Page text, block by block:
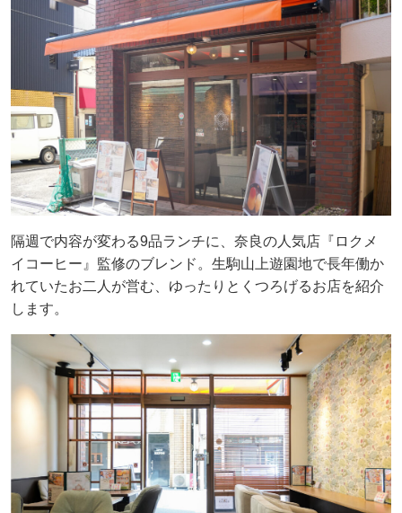
隔週で内容が変わる9品ランチに、奈良の人気店『ロクメ
イコーヒー』監修のブレンド。生駒山上遊園地で長年働か
れていたお二人が営む、ゆったりとくつろげるお店を紹介
します。